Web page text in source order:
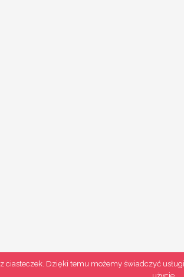
ciasteczek. Dzięki temu możemy świadczyć